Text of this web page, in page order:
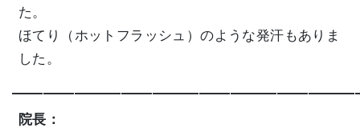
た。
ほてり（ホットフラッシュ）のような発汗もありま
した。
院長：